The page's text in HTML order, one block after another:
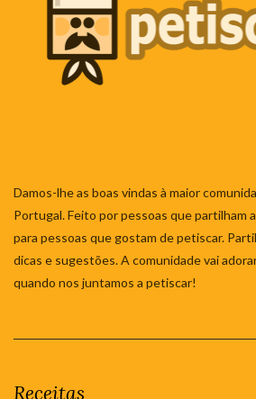
Damos-lhe as boas vindas à maior
Portugal. Feito por pessoas que partilham
para pessoas que gostam de petiscar.
dicas e sugestões. A comunidade vai
quando nos juntamos a petiscar!
Receitas